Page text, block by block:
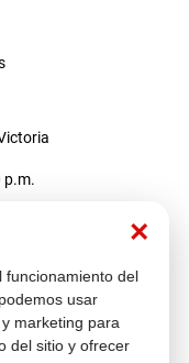
×
funcionamiento del
usar
marketing para
del sitio y ofrecer
p.m.